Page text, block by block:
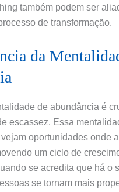
também podem ser
de transformação.
da
de abundância é
escassez. Essa
oportunidades onde
um ciclo de
se acredita que há o
se tornam mais